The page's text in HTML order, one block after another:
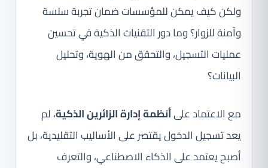
ولكن كيف يمكن للمؤسسات ضمان تجربة سلسة
وآمنة للزوار؟ وما دور التقنيات الذكية في تحسين
عمليات التسجيل، والتحقق من الهوية، وتحليل
البيانات؟
مع الاعتماد علىأنظمة إدارة الزائرين الذكية، لم
يعد تسجيل الدخول يقتصر على الأساليب التقليدية، بل
أصبح يعتمد على الذكاء الاصطناعي، والتعرف